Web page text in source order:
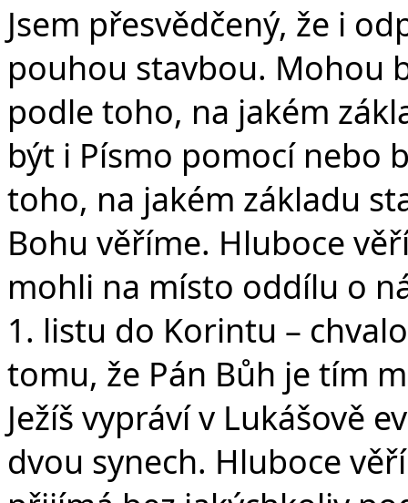
Jsem přesvědčený, že i
pouhou stavbou. Mohou
podle toho, na jakém
být i Písmo pomocí nebo
toho, na jakém základu
Bohu věříme. Hluboce
mohli na místo oddílu o
1. listu do Korintu –
tomu, že Pán Bůh je tím
Ježíš vypráví v Lukášově
dvou synech. Hluboce